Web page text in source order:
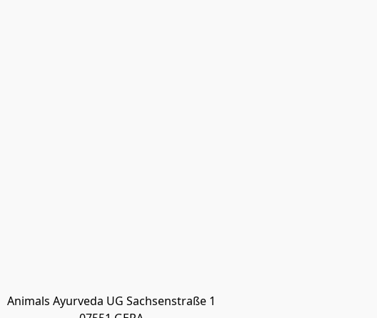
Animals Ayurveda UG Sachsenstraße 1